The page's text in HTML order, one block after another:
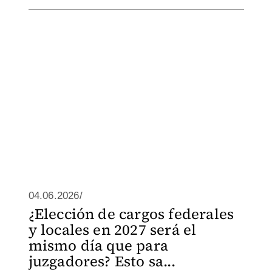
04.06.2026/
¿Elección de cargos federales
y locales en 2027 será el
mismo día que para
juzgadores? Esto sa...